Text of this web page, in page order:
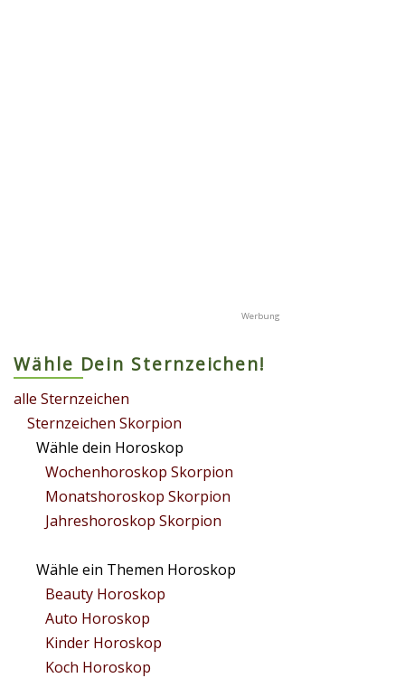
Wähle Dein Sternzeichen!
alle Sternzeichen
Sternzeichen Skorpion
Wähle dein Horoskop
Wochenhoroskop Skorpion
Monatshoroskop Skorpion
Jahreshoroskop Skorpion
Wähle ein Themen Horoskop
Beauty Horoskop
Auto Horoskop
Kinder Horoskop
Koch Horoskop